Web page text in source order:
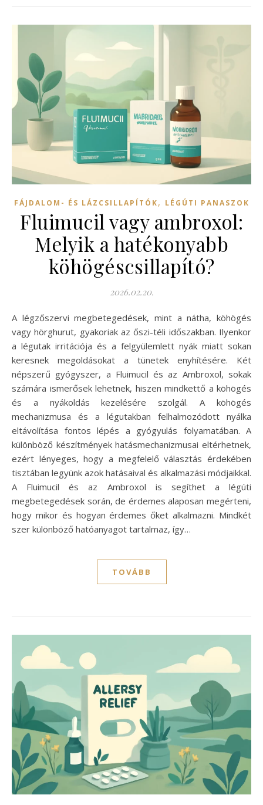
FÁJDALOM- ÉS LÁZCSILLAPÍTÓK, LÉGÚTI PANASZOK
Fluimucil vagy ambroxol:
Melyik a hatékonyabb
köhögéscsillapító?
2026.02.20.
A légzőszervi megbetegedések, mint a nátha, köhögés
vagy hörghurut, gyakoriak az őszi-téli időszakban. Ilyenkor
a légutak irritációja és a felgyülemlett nyák miatt sokan
keresnek megoldásokat a tünetek enyhítésére. Két
népszerű gyógyszer, a Fluimucil és az Ambroxol, sokak
számára ismerősek lehetnek, hiszen mindkettő a köhögés
és a nyákoldás kezelésére szolgál. A köhögés
mechanizmusa és a légutakban felhalmozódott nyálka
eltávolítása fontos lépés a gyógyulás folyamatában. A
különböző készítmények hatásmechanizmusai eltérhetnek,
ezért lényeges, hogy a megfelelő választás érdekében
tisztában legyünk azok hatásaival és alkalmazási módjaikkal.
A Fluimucil és az Ambroxol is segíthet a légúti
megbetegedések során, de érdemes alaposan megérteni,
hogy mikor és hogyan érdemes őket alkalmazni. Mindkét
szer különböző hatóanyagot tartalmaz, így…
TOVÁBB